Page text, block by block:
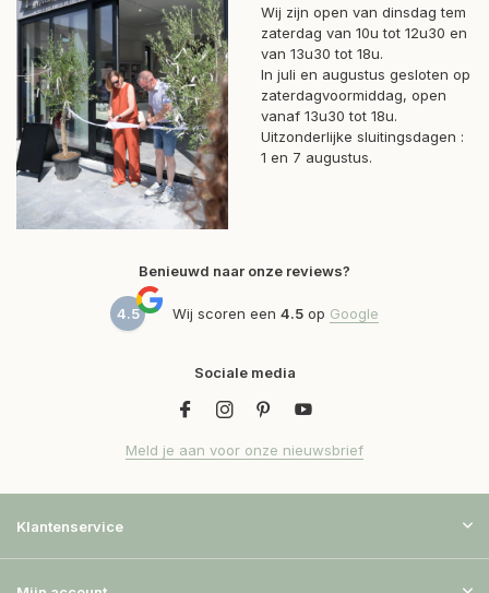
Wij zijn open van dinsdag tem
zaterdag van 10u tot 12u30 en
van 13u30 tot 18u.
In juli en augustus gesloten op
zaterdagvoormiddag, open
vanaf 13u30 tot 18u.
Uitzonderlijke sluitingsdagen :
1 en 7 augustus.
Benieuwd naar onze reviews?
4.5 Wij scoren een 4.5 op Google
Sociale media
Meld je aan voor onze nieuwsbrief
Klantenservice